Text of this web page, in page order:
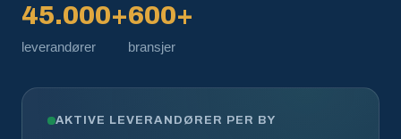
45.000+
leverandører
600+
bransjer
AKTIVE LEVERANDØRER PER BY